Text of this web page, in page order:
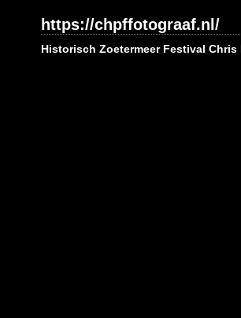
https://chpffotograaf.nl/
Historisch Zoetermeer Festival Chris